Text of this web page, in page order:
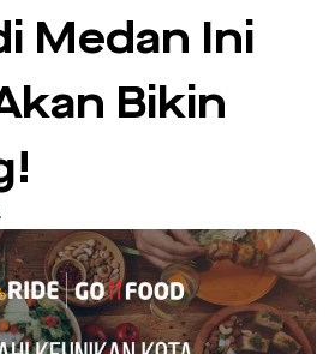
Medan Ini
Bikin